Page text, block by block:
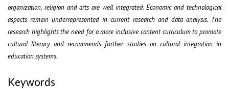
organization, religion and arts are well integrated. Economic and technological
aspects remain underrepresented in current research and data analysis. The
research highlights the need for a more inclusive content curriculum to promote
cultural literacy and recommends further studies on cultural integration in
education systems.
Keywords